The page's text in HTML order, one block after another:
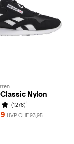
Classic Nylon
(1276) 1
UVP CHF 93,95